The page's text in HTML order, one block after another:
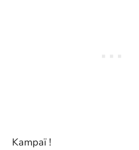
Kampaï !